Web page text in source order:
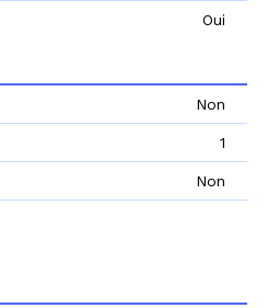
Oui
Non
1
Non